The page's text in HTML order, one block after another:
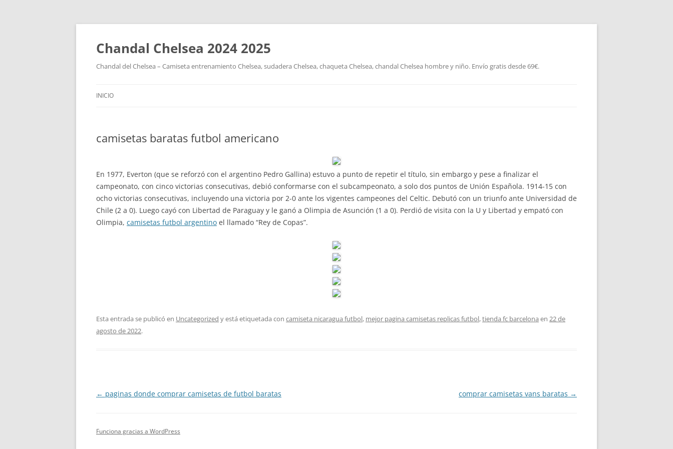
Chandal Chelsea 2024 2025
Chandal del Chelsea – Camiseta entrenamiento Chelsea, sudadera Chelsea, chaqueta Chelsea, chandal Chelsea hombre y niño. Envío gratis desde 69€.
INICIO
camisetas baratas futbol americano
En 1977, Everton (que se reforzó con el argentino Pedro Gallina) estuvo a punto de repetir el título, sin embargo y pese a finalizar el
campeonato, con cinco victorias consecutivas, debió conformarse con el subcampeonato, a solo dos puntos de Unión Española. 1914-15 con
ocho victorias consecutivas, incluyendo una victoria por 2-0 ante los vigentes campeones del Celtic. Debutó con un triunfo ante Universidad de
Chile (2 a 0). Luego cayó con Libertad de Paraguay y le ganó a Olimpia de Asunción (1 a 0). Perdió de visita con la U y Libertad y empató con
Olimpia, camisetas futbol argentino el llamado “Rey de Copas”.
Esta entrada se publicó en Uncategorized y está etiquetada con camiseta nicaragua futbol, mejor pagina camisetas replicas futbol,tienda fc barcelona en 22 de
agosto de 2022.
Navegación
← paginas donde comprar camisetas de futbol baratas comprar camisetas vans baratas →
Funciona gracias a WordPress